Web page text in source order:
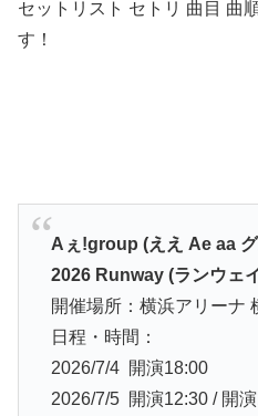
セットリスト セトリ 曲目 曲
す！
Aぇ!group (ええ Ae aa
2026 Runway (ランウェ
開催場所：横浜アリーナ
日程・時間：
2026/7/4 開演18:00
2026/7/5 開演12:30 / 開